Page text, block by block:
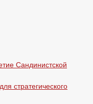
Сандинистской
стратегического